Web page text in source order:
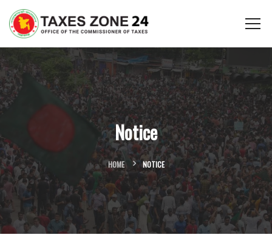
Notice
HOME NOTICE